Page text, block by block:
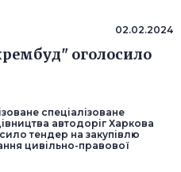
02.02.2024
оголосило
спеціалізоване
автодоріг Харкова
тендер на закупівлю
цивільно-правової